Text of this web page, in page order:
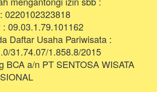
0220102323818
09.03.1.79.101162
Daftar Usaha Pariwisata :
31.74.07/1.858.8/2015
BCA a/n PT SENTOSA WISATA